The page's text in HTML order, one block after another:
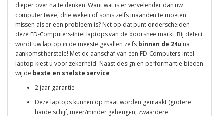
dieper over na te denken. Want wat is er vervelender dan uw
computer twee, drie weken of soms zelfs maanden te moeten
missen als er een probleem is? Net op dat punt onderscheiden
deze FD-Computers-intel laptops van de doorsnee markt. Bij defect
wordt uw laptop in de meeste gevallen zelfs binnen de 24u na
aankomst hersteld! Met de aanschaf van een FD-Computers-Intel
laptop kiest u voor zekerheid. Naast design en performantie bieden
wij de beste en snelste service:
2 jaar garantie
Deze laptops kunnen op maat worden gemaakt (grotere
harde schijf, meer/minder geheugen, zwaardere